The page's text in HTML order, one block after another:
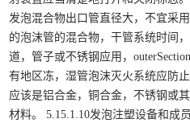
发泡混合物出口管直径大，不宜采
的泡沫管的混合物，干管系统时间
道，管子或不锈钢应用，
有地区冻，湿管泡沫灭火系统应防
应该是铝合金，铜合金，不锈钢或
材料。 5.15.1.10发泡注塑设备和成